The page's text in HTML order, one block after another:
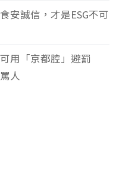
安誠信，才是ESG不可
用「京都腔」避罰
人